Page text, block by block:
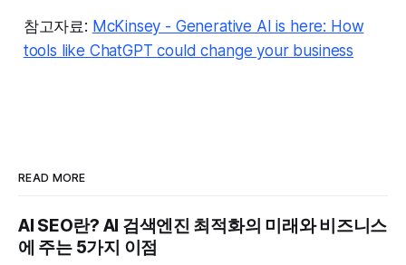
참고자료: McKinsey - Generative AI is here: How
tools like ChatGPT could change your business
READ MORE
AI SEO란? AI 검색엔진 최적화의 미래와 비즈니스
에 주는 5가지 이점